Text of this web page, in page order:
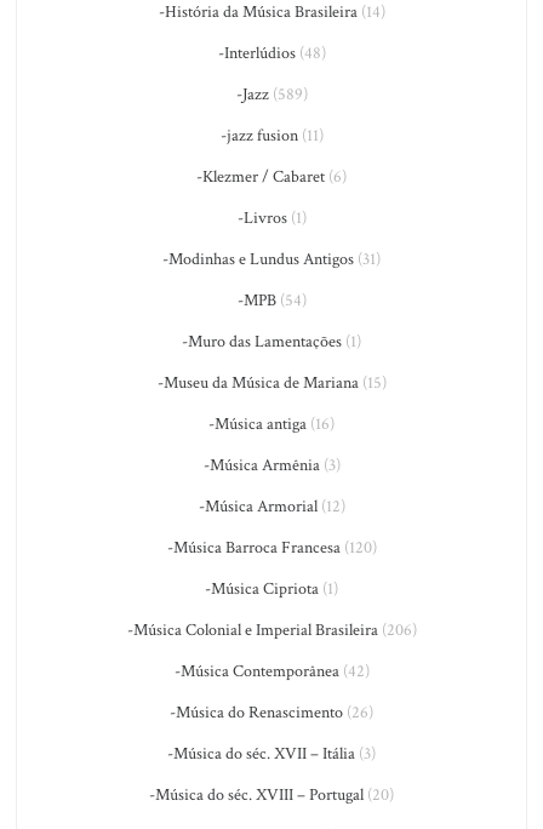
-História da Música Brasileira(14)
-Interlúdios(48)
-Jazz(589)
-jazz fusion(11)
-Klezmer / Cabaret (6)
-Livros(1)
-Modinhas e Lundus Antigos (31)
-MPB(54)
-Muro das Lamentações (1)
-Museu da Música de Mariana(15)
-Música antiga (16)
-Música Armênia(3)
-Música Armorial(12)
-Música Barroca Francesa(120)
-Música Cipriota (1)
-Música Colonial e Imperial Brasileira(206)
-Música Contemporânea(42)
-Música do Renascimento (26)
-Música do séc. XVII – Itália (3)
-Música do séc. XVIII – Portugal (20)